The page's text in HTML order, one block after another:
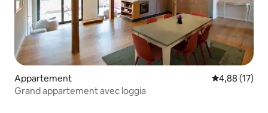
Appartement Évaluation
4,88 (17)
Grand appartement avec loggia